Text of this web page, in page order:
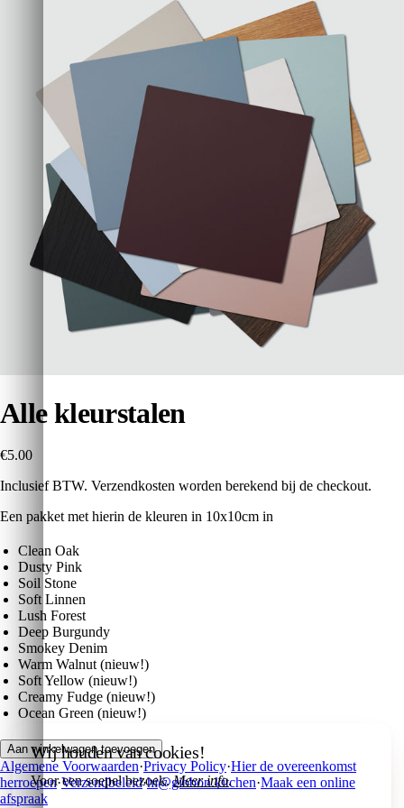
Alle kleurstalen
€5.00
Inclusief BTW. Verzendkosten worden berekend bij de checkout.
Een pakket met hierin de kleuren in 10x10cm in
Clean Oak
Dusty Pink
Soil Stone
Soft Linnen
Lush Forest
Deep Burgundy
Smokey Denim
Warm Walnut (nieuw!)
Soft Yellow (nieuw!)
Creamy Fudge (nieuw!)
Ocean Green (nieuw!)
Aan winkelwagen toevoegen
Algemene Voorwaarden·Privacy Policy·Hier de overeenkomst
herroepen·Verzendbeleid·hi@gibbon.kitchen·Maak een online
afspraak
Wij houden van cookies!
Voor een soepel bezoek. Meer info.